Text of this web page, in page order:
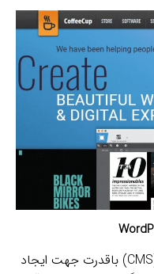
یک سیستم مدیریت محتوا (CMS) باقدرت جهت ایجاد